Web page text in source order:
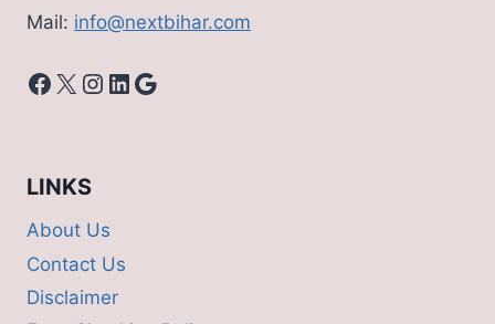
Mail: info@nextbihar.com
Facebook
X Instagram
LinkedIn
Google
LINKS
About Us
Contact Us
Disclaimer